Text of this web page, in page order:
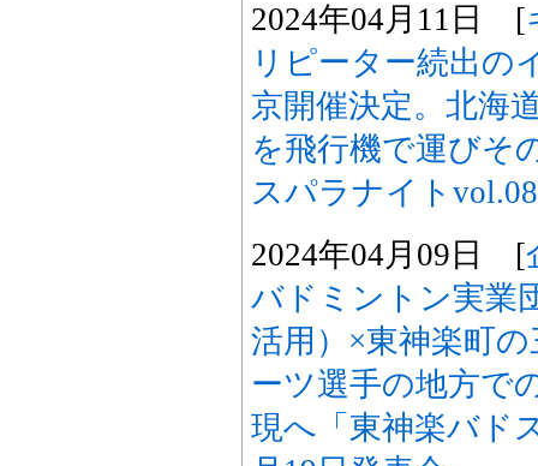
2024年04月11日 [
リピーター続出の
京開催決定。北海
を飛行機で運びそ
スパラナイト
2024年04月09日 [
バドミントン実業
活用）×東神楽町
ーツ選手の地方で
現へ「東神楽バド